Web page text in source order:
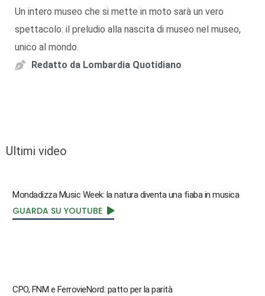
Un intero museo che si mette in moto sarà un vero
spettacolo: il preludio alla nascita di museo nel museo,
unico al mondo.
Redatto da Lombardia Quotidiano
Ultimi video
Mondadizza Music Week: la natura diventa una fiaba in musica
GUARDA SU YOUTUBE
CPO, FNM e FerrovieNord: patto per la parità